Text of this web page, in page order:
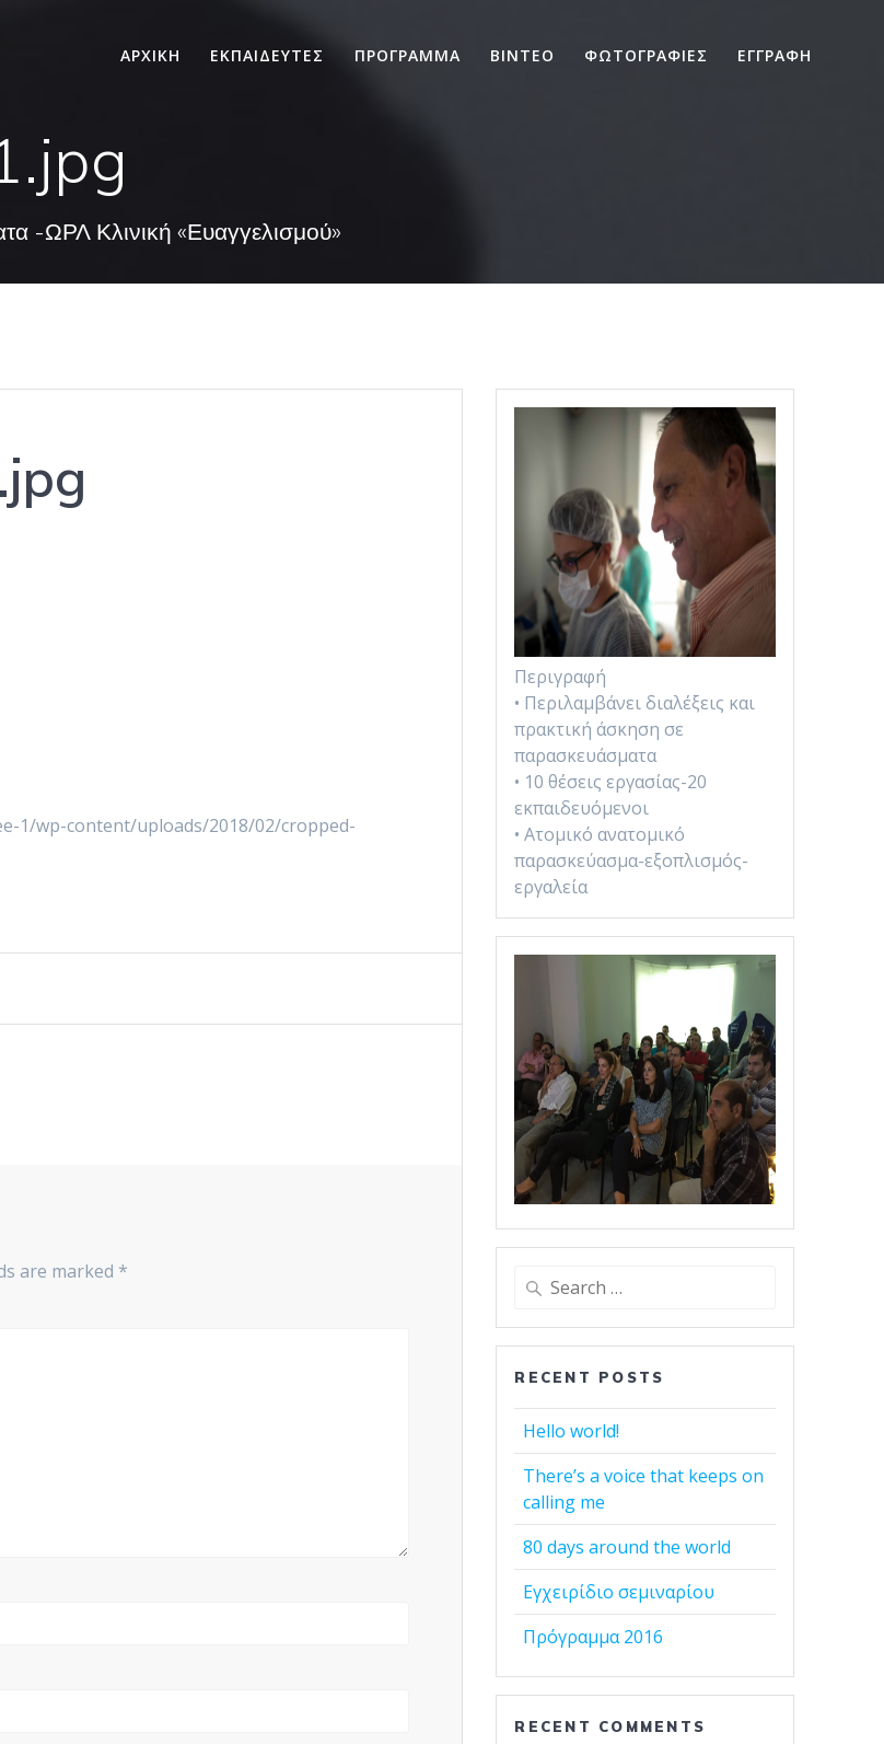
ΑΡΧΙΚΗ ΕΚΠΑΙΔΕΥΤΕΣ ΠΡΟΓΡΑΜΜΑ ΒΙΝΤΕΟ ΦΩΤΟΓΡΑΦΙΕΣ ΕΓΓΡΑΦΗ
-ΩΡΛ Κλινική «Ευαγγελισμού»
1/wp-content/uploads/2018/02/cropped-
are marked *
Περιγραφή
• Περιλαμβάνει διαλέξεις και
πρακτική άσκηση σε
παρασκευάσματα
• 10 θέσεις εργασίας-20
εκπαιδευόμενοι
• Ατομικό ανατομικό
παρασκεύασμα-εξοπλισμός-
εργαλεία
Search
RECENT POSTS
Hello world!
There’s a voice that keeps on
calling me
80 days around the world
Εγχειρίδιο σεμιναρίου
Πρόγραμμα 2016
RECENT COMMENTS